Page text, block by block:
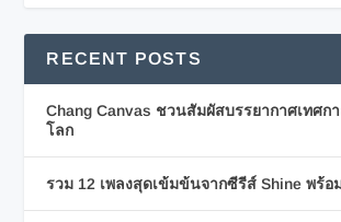
RECENT POSTS
Chang Canvas ชวนสัมผัสบรรยากาศเทศก
โลก
รวม 12 เพลงสุดเข้มข้นจากซีรีส์ Shine พร้อ